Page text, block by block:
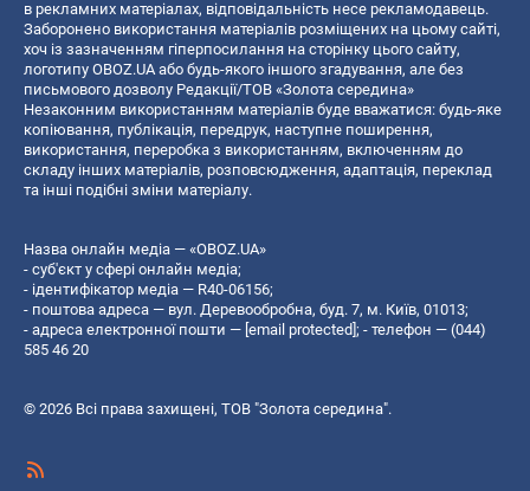
в рекламних матеріалах, відповідальність несе рекламодавець.
Заборонено використання матеріалів розміщених на цьому сайті,
хоч із зазначенням гіперпосилання на сторінку цього сайту,
логотипу OBOZ.UA або будь-якого іншого згадування, але без
письмового дозволу Редакції/ТОВ «Золота середина»
Незаконним використанням матеріалів буде вважатися: будь-яке
копiювання, публiкацiя, передрук, наступне поширення,
використання, переробка з використанням, включенням до
складу інших матеріалів, розповсюдження, адаптація, переклад
та інші подібні зміни матеріалу.
Назва онлайн медіа — «OBOZ.UA»
- суб'єкт у сфері онлайн медіа;
- ідентифікатор медіа — R40-06156;
- поштова адреса — вул. Деревообробна, буд. 7, м. Київ, 01013;
- адреса електронної пошти — [email protected]; - телефон — (044)
585 46 20
© 2026 Всі права захищені, ТОВ "Золота середина".